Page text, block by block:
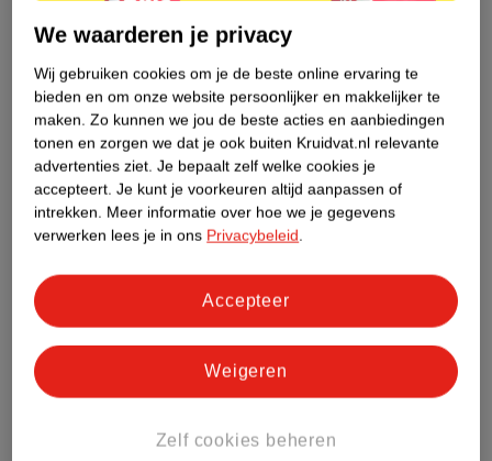
Over dit product
Productinformatie
Nature Impact Score
Dit product heeft (nog) geen Nature
Impact Score.
Meer informatie
Bestel & Bezorginformatie
Bekijk ook
MamaLoes Alle Bedbumper
We waarderen je privacy
Wij gebruiken cookies om je de beste online ervaring te
bieden en om onze website persoonlijker en makkelijker te
maken. Zo kunnen we jou de beste acties en aanbiedingen
tonen en zorgen we dat je ook buiten Kruidvat.nl relevante
advertenties ziet. Je bepaalt zelf welke cookies je
accepteert. Je kunt je voorkeuren altijd aanpassen of
intrekken. Meer informatie over hoe we je gegevens
verwerken lees je in ons Privacybeleid.
Zelf cookies beheren
Weigeren
Accepteer